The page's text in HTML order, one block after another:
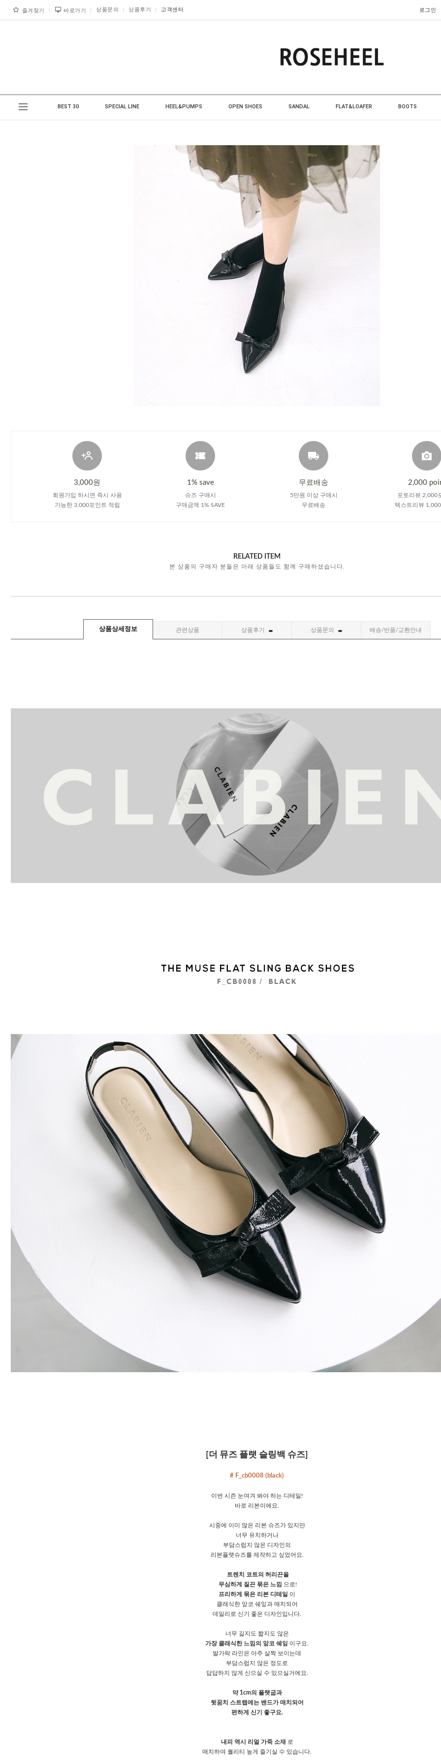
즐겨찾기 바로가기 상품문의 상품후기 고객센터 로그인
BEST 30 SPECIAL LINE HEEL&PUMPS OPEN SHOES SANDAL FLAT&LOAFER BOOTS
3,000원
회원가입 하시면 즉시 사용
가능한 3,000포인트 적립
1% save
슈즈 구매시
구매금액 1% SAVE
무료배송
5만원 이상 구매시
무료배송
2,000
포토리뷰 2,000
텍스트리뷰
RELATED ITEM
본 상품의 구매자 분들은 아래 상품들도 함께 구매하셨습니다.
상품상세정보 관련상품 상품후기 상품문의 배송/반품/교환안내
[더 뮤즈 플랫 슬링백 슈즈]
# F_cb0008 (black)
이번 시즌 눈여겨 봐야 하는 디테일!
바로 리본이에요.
시중에 이미 많은 리본 슈즈가 있지만
너무 유치하거나
부담스럽지 않은 디자인의
리본플랫슈즈를 제작하고 싶었어요.
트렌치 코트의 허리끈을
무심하게 질끈 묶은 느낌 으로!
프리하게 묶은 리본 디테일 이
클래식한 앞코 쉐잎과 매치되어
데일리로 신기 좋은 디자인입니다.
너무 길지도 짧지도 않은
가장 클래식한 느낌의 앞코 쉐잎 이구요.
발가락 라인은 아주 살짝 보이는데
부담스럽지 않은 정도로
답답하지 않게 신으실 수 있으실거에요.
약 1cm의 플랫굽과
뒷꿈치 스트랩에는 밴드가 매치되어
편하게 신기 좋구요.
내피 역시 리얼 가죽 소재 로
매치하여 퀄리티 높게 즐기실 수 있습니다.